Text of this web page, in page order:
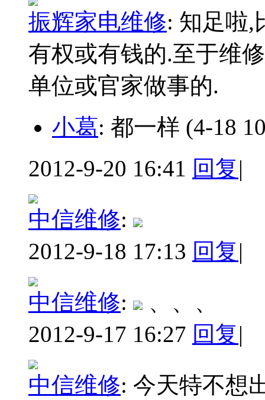
振辉家电维修: 知足啦,
有权或有钱的.至于维
单位或官家做事的.
小葛: 都一样 (4-18
2012-9-20 16:41 回复|
中信维修:
2012-9-18 17:13 回复|
中信维修:
、、、
2012-9-17 16:27 回复|
中信维修: 今天特不想